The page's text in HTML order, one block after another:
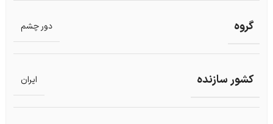
گروه دور چشم
کشور سازنده ایران